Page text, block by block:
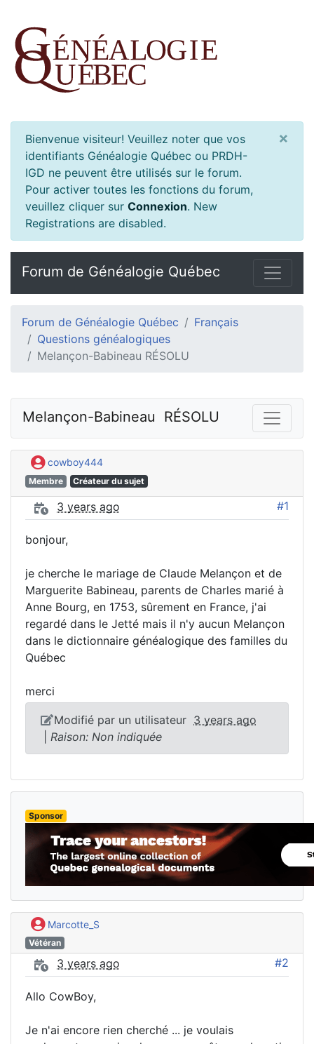
Bienvenue visiteur! Veuillez noter que vos
identifiants Généalogie Québec ou PRDH-
IGD ne peuvent être utilisés sur le forum.
Pour activer toutes les fonctions du forum,
veuillez cliquer sur Connexion. New
Registrations are disabled.
×
Forum de Généalogie Québec
Forum de Généalogie Québec
Français
Questions généalogiques
Melançon-Babineau RÉSOLU
Melançon-Babineau  RÉSOLU
cowboy444
Membre Créateur du sujet
3 years ago #1
bonjour,
je cherche le mariage de Claude Melançon et de
Marguerite Babineau, parents de Charles marié à
Anne Bourg, en 1753, sûrement en France, j'ai
regardé dans le Jetté mais il n'y aucun Melançon
dans le dictionnaire généalogique des familles du
Québec
merci
Modifié par un utilisateur 3 years ago
Raison: Non indiquée
Sponsor
Marcotte_S
Vétéran
3 years ago #2
Allo CowBoy,
Je n'ai encore rien cherché ... je voulais